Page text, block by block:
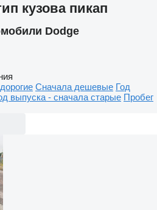
кузова пикап
Dodge
Сначала дешевые Год
выпуска - сначала старые Пробег